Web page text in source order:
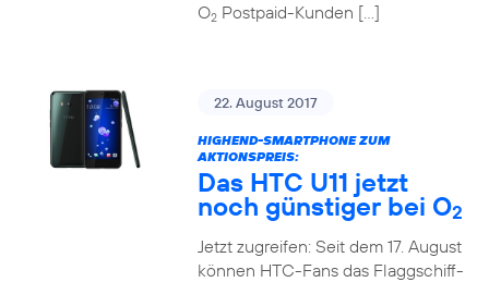
O2Postpaid-Kunden […]
22. August 2017
HIGHEND-SMARTPHONE ZUM
AKTIONSPREIS:
Das HTC U11 jetzt
noch günstiger bei O2
Jetzt zugreifen: Seit dem 17. August
können HTC-Fans das Flaggschiff-